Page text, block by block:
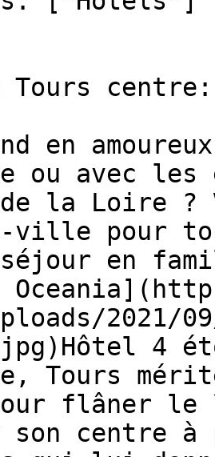
Tours
en
ou avec
de la Loire
ville pour
séjour en
2021/
4
Tours
flâner le
son centre à